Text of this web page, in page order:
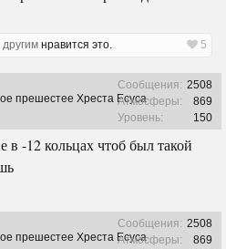
другим нравится это. 5
прешестее Хреста Есуса
Сообщения: 2508
Атмосферы:
869
Уровень:
150
в -12 кольцах чтоб был такой
прешестее Хреста Есуса
Сообщения: 2508
Атмосферы:
869